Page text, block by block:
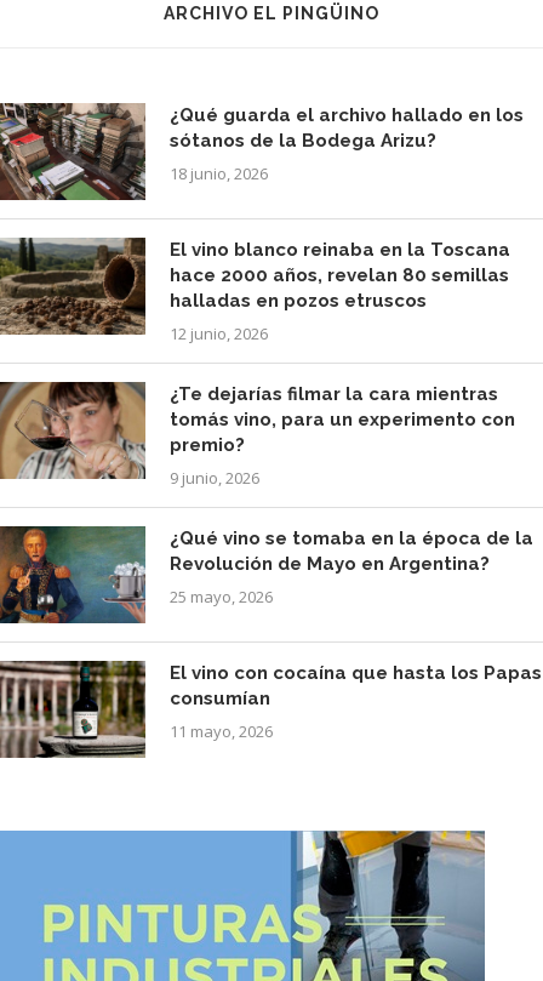
ARCHIVO EL PINGÜINO
¿Qué guarda el archivo hallado en los
sótanos de la Bodega Arizu?
18 junio, 2026
El vino blanco reinaba en la Toscana
hace 2000 años, revelan 80 semillas
halladas en pozos etruscos
12 junio, 2026
¿Te dejarías filmar la cara mientras
tomás vino, para un experimento con
premio?
9 junio, 2026
¿Qué vino se tomaba en la época de la
Revolución de Mayo en Argentina?
25 mayo, 2026
El vino con cocaína que hasta los Papas
consumían
11 mayo, 2026